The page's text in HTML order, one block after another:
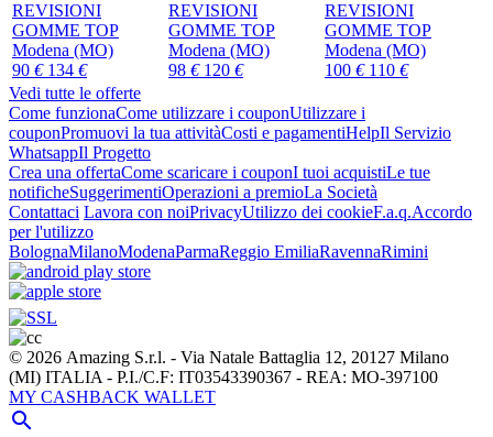
REVISIONI
GOMME TOP
Modena (MO)
90 € 134 €
REVISIONI
GOMME TOP
Modena (MO)
98 € 120 €
REVISIONI
GOMME TOP
Modena (MO)
100 € 110 €
Vedi tutte le offerte
Come funzionaCome utilizzare i couponUtilizzare i
couponPromuovi la tua attivitàCosti e pagamentiHelpIl Servizio
WhatsappIl Progetto
Crea una offertaCome scaricare i couponI tuoi acquistiLe tue
notificheSuggerimentiOperazioni a premioLa Società
Contattaci Lavora con noiPrivacyUtilizzo dei cookieF.a.q.Accordo
per l'utilizzo
BolognaMilanoModenaParmaReggio EmiliaRavennaRimini
© 2026 Amazing S.r.l. - Via Natale Battaglia 12, 20127 Milano
(MI) ITALIA - P.I./C.F: IT03543390367 - REA: MO-397100
MY CASHBACK WALLET
